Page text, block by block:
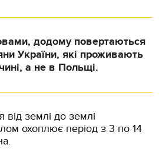
додому повертаються
України, які проживають
а не в Польщі.
від землі до землі
охоплює період з 3 по 14